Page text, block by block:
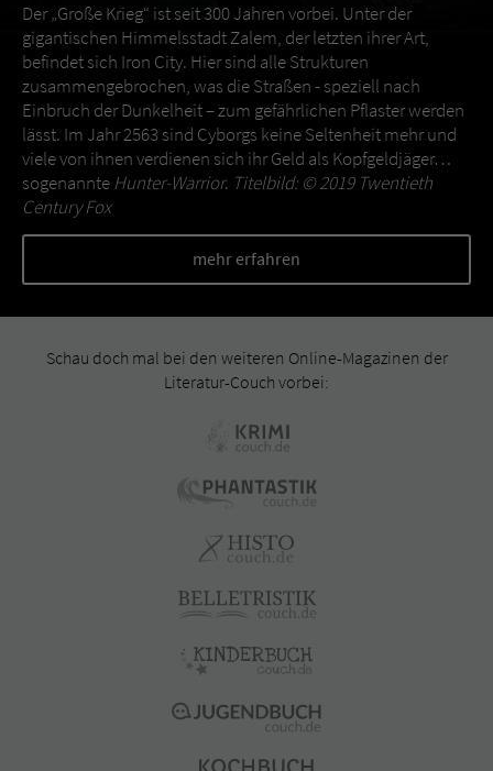
Der „Große Krieg“ ist seit 300 Jahren vorbei. Unter der
gigantischen Himmelsstadt Zalem, der letzten ihrer Art,
befindet sich Iron City. Hier sind alle Strukturen
zusammengebrochen, was die Straßen - speziell nach
Einbruch der Dunkelheit – zum gefährlichen Pflaster werden
lässt. Im Jahr 2563 sind Cyborgs keine Seltenheit mehr und
viele von ihnen verdienen sich ihr Geld als Kopfgeldjäger…
sogenannte Hunter-Warrior. Titelbild: © 2019 Twentieth
Century Fox
mehr erfahren
Schau doch mal bei den weiteren Online-Magazinen der
Literatur-Couch vorbei: